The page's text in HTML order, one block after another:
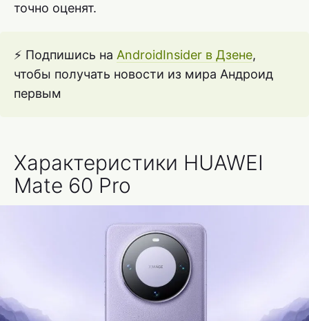
точно оценят.
⚡ Подпишись на AndroidInsider в Дзене,
чтобы получать новости из мира Андроид
первым
Характеристики HUAWEI
Mate 60 Pro